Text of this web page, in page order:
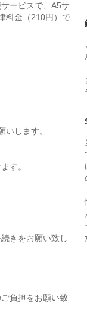
ービスで、A5サ
料金（210円）で
します。
す。
きをお願い致し
負担をお願い致